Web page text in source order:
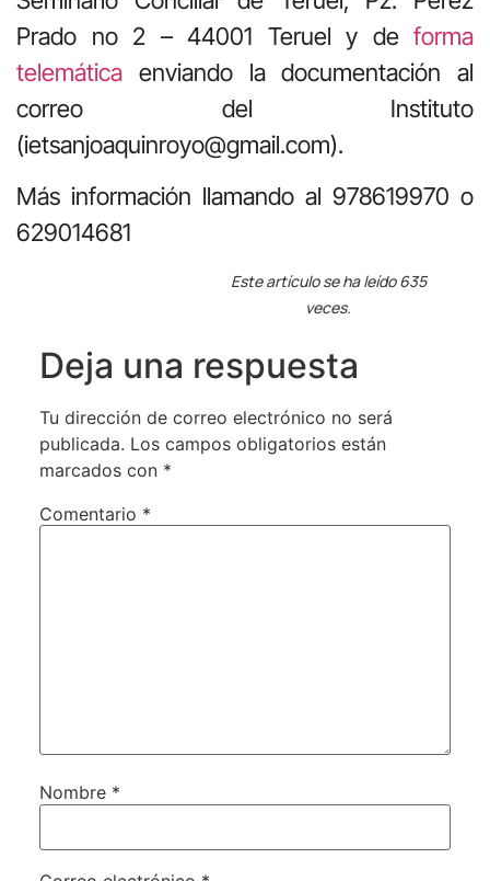
Prado no 2 – 44001 Teruel y de forma
telemática enviando la documentación al
correo del Instituto
(ietsanjoaquinroyo@gmail.com).
Más información llamando al 978619970 o
629014681
Este artículo se ha leído 635
veces.
Deja una respuesta
Tu dirección de correo electrónico no será
publicada. Los campos obligatorios están
marcados con *
Comentario *
Nombre *